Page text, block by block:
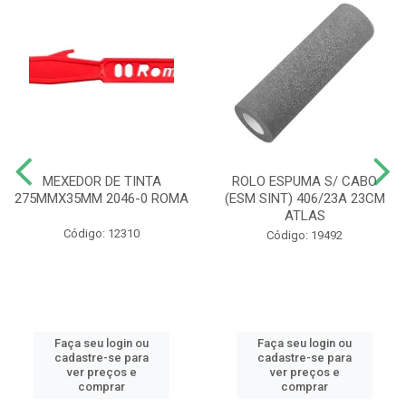
MEXEDOR DE TINTA
275MMX35MM 2046-0 ROMA
Código: 12310
Faça seu login ou
cadastre-se para
ver preços e
comprar
ROLO ESPUMA S/ CABO
(ESM SINT) 406/23A 23CM
ATLAS
Código: 19492
Faça seu login ou
cadastre-se para
ver preços e
comprar